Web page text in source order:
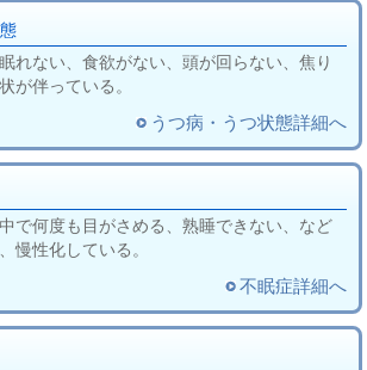
れない、食欲がない、頭が回らない、焦り
が伴っている。
うつ病・うつ状態詳細へ
で何度も目がさめる、熟睡できない、など
慢性化している。
不眠症詳細へ